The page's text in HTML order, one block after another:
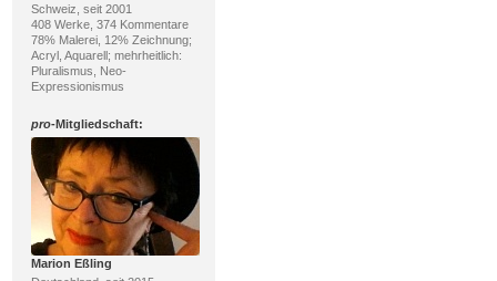
Schweiz, seit 2001
408 Werke, 374 Kommentare
78% Malerei, 12% Zeichnung;
Acryl, Aquarell; mehrheitlich:
Pluralismus, Neo-
Expressionismus
pro-Mitgliedschaft:
Marion Eßling